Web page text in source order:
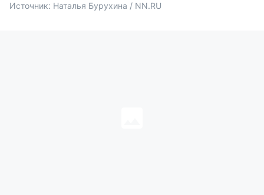
Источник: Наталья Бурухина / NN.RU